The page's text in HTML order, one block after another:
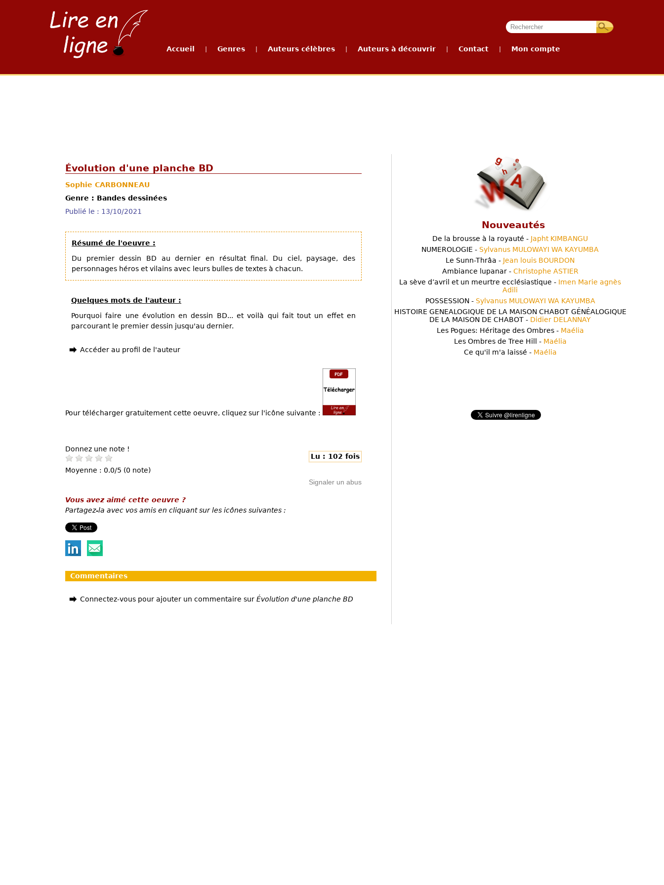
Accueil Genres Auteurs célèbres Auteurs à découvrir Contact Mon compte
Évolution d'une planche BD
Sophie CARBONNEAU
Genre : Bandes dessinées
Publié le : 13/10/2021
Résumé de l'oeuvre :
Du premier dessin BD au dernier en résultat final. Du ciel, paysage, des
personnages héros et vilains avec leurs bulles de textes à chacun.
Quelques mots de l'auteur :
Pourquoi faire une évolution en dessin BD... et voilà qui fait tout un effet en
parcourant le premier dessin jusqu'au dernier.
Accéder au profil de l'auteur
Pour télécharger gratuitement cette oeuvre, cliquez sur l'icône suivante :
Donnez une note !
Moyenne : 0.0/5 (0 note)
Lu : 102 fois
Signaler un abus
Vous avez aimé cette oeuvre ?
Partagez-la avec vos amis en cliquant sur les icônes suivantes :
Commentaires
Connectez-vous pour ajouter un commentaire sur Évolution d'une planche BD
Nouveautés
De la brousse à la royauté - Japht KIMBANGU
NUMEROLOGIE - Sylvanus MULOWAYI WA KAYUMBA
Le Sunn-Thrâa - Jean louis BOURDON
Ambiance lupanar - Christophe ASTIER
La sève d’avril et un meurtre ecclésiastique - Imen Marie agnès
Adili
POSSESSION - Sylvanus MULOWAYI WA KAYUMBA
HISTOIRE GENEALOGIQUE DE LA MAISON CHABOT GÉNÉALOGIQUE
DE LA MAISON DE CHABOT - Didier DELANNAY
Les Pogues: Héritage des Ombres - Maélia
Les Ombres de Tree Hill - Maélia
Ce qu'il m'a laissé - Maélia